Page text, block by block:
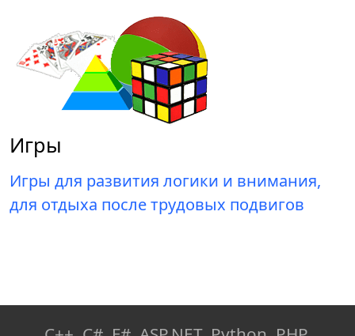
Игры
Игры для развития логики и внимания,
для отдыха после трудовых подвигов